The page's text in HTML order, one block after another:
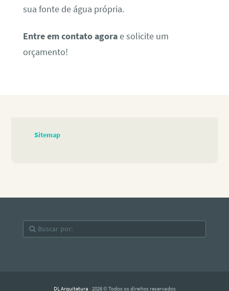
sua fonte de água própria.
Entre em contato agorae solicite um
orçamento!
Sitemap
DL Arquitetura · 2026 © Todos os direitos reservados